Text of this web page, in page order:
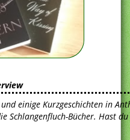
einige Kurzgeschichten in
Schlangenfluch-Bücher. Hast